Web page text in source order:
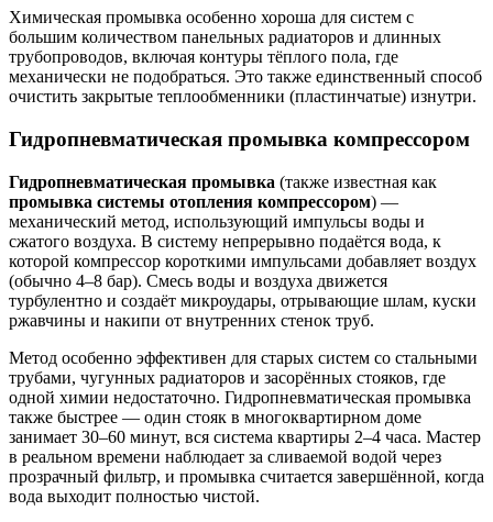
Химическая промывка особенно хороша для систем с
большим количеством панельных радиаторов и длинных
трубопроводов, включая контуры тёплого пола, где
механически не подобраться. Это также единственный способ
очистить закрытые теплообменники (пластинчатые) изнутри.
Гидропневматическая промывка компрессором
Гидропневматическая промывка (также известная как
промывка системы отопления компрессором) —
механический метод, использующий импульсы воды и
сжатого воздуха. В систему непрерывно подаётся вода, к
которой компрессор короткими импульсами добавляет воздух
(обычно 4–8 бар). Смесь воды и воздуха движется
турбулентно и создаёт микроудары, отрывающие шлам, куски
ржавчины и накипи от внутренних стенок труб.
Метод особенно эффективен для старых систем со стальными
трубами, чугунных радиаторов и засорённых стояков, где
одной химии недостаточно. Гидропневматическая промывка
также быстрее — один стояк в многоквартирном доме
занимает 30–60 минут, вся система квартиры 2–4 часа. Мастер
в реальном времени наблюдает за сливаемой водой через
прозрачный фильтр, и промывка считается завершённой, когда
вода выходит полностью чистой.